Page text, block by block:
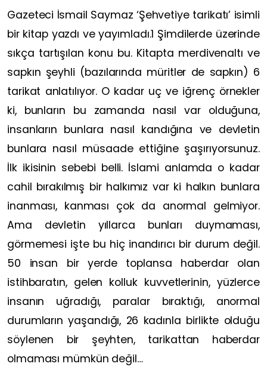
Gazeteci İsmail Saymaz ‘Şehvetiye tarikatı’ isimli
bir kitap yazdı ve yayımladı.1 Şimdilerde üzerinde
sıkça tartışılan konu bu. Kitapta merdivenaltı ve
sapkın şeyhli (bazılarında müritler de sapkın) 6
tarikat anlatılıyor. O kadar uç ve iğrenç örnekler
ki, bunların bu zamanda nasıl var olduğuna,
insanların bunlara nasıl kandığına ve devletin
bunlara nasıl müsaade ettiğine şaşırıyorsunuz.
İlk ikisinin sebebi belli. İslami anlamda o kadar
cahil bırakılmış bir halkımız var ki halkın bunlara
inanması, kanması çok da anormal gelmiyor.
Ama devletin yıllarca bunları duymaması,
görmemesi işte bu hiç inandırıcı bir durum değil.
50 insan bir yerde toplansa haberdar olan
istihbaratın, gelen kolluk kuvvetlerinin, yüzlerce
insanın uğradığı, paralar bıraktığı, anormal
durumların yaşandığı, 26 kadınla birlikte olduğu
söylenen bir şeyhten, tarikattan haberdar
olmaması mümkün değil…